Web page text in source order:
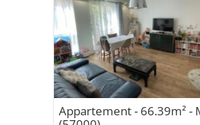
Appartement - 66.39m² -